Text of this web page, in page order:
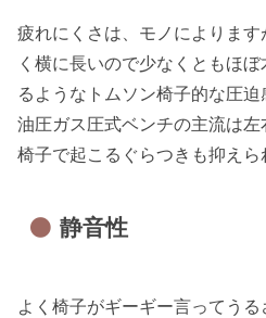
疲れにくさは、モノによりま
く横に長いので少なくともほ
るようなトムソン椅子的な圧迫
油圧ガス圧式ベンチの主流は
椅子で起こるぐらつきも抑えら
静音性
よく椅子がギーギー言ってう